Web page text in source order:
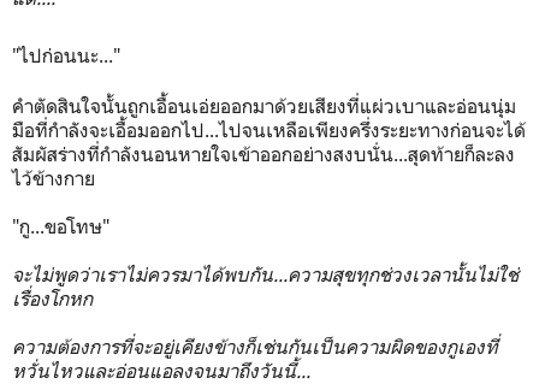
"ไปก่อนนะ..."
คำตัดสินใจนั้นถูกเอื้อนเอ่ยออกมาด้วยเสียงที่แผ่วเบาและอ่อนนุ่ม
มือที่กำลังจะเอื้อมออกไป...ไปจนเหลือเพียงครึ่งระยะทางก่อนจะได้
สัมผัสร่างที่กำลังนอนหายใจเข้าออกอย่างสงบนั่น...สุดท้ายก็ละลง
ไว้ข้างกาย
"กู...ขอโทษ"
จะไม่พูดว่าเราไม่ควรมาได้พบกัน...ความสุขทุกช่วงเวลานั้นไม่ใช่
เรื่องโกหก
ความต้องการที่จะอยู่เคียงข้างก็เช่นกันเป็นความผิดของกูเองที่
หวั่นไหวและอ่อนแอลงจนมาถึงวันนี้...